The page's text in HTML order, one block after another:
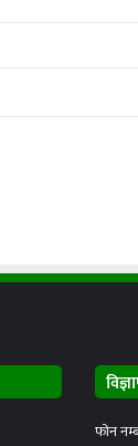
फोन